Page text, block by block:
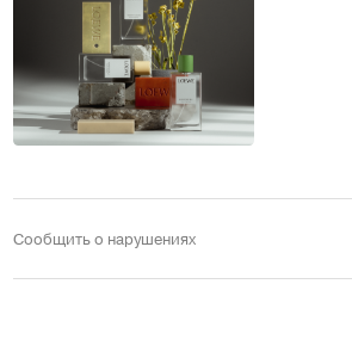
Сообщить о нарушениях